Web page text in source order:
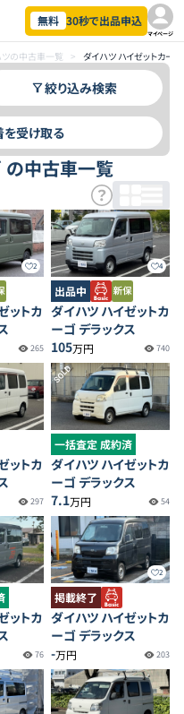
無料 30秒で出品申込
マイページ
ツの中古車一覧 > ダイハツ ハイゼットカー
絞り込み検索
受け取る
の中古車一覧
2
ットカ
265
4
出品中
ダイハツ ハイゼットカ
ーゴ デラックス
105万円 740
ットカ
297
SOLD
一括査定 成約済
ダイハツ ハイゼットカ
ーゴ デラックス
7.1万円 54
ットカ
76
2
掲載終了
ダイハツ ハイゼットカ
ーゴ デラックス
-万円 203